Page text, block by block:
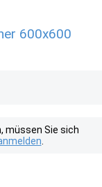
600x600
müssen Sie sich